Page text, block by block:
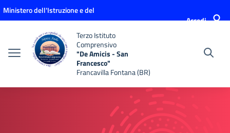
Vai ai contenuti
Vai al menu di navigazione
Vai al footer
Ministero dell'Istruzione e del
Accedi
Terzo Istituto
Comprensivo
"De Amicis - San
Francesco"
Francavilla Fontana (BR)